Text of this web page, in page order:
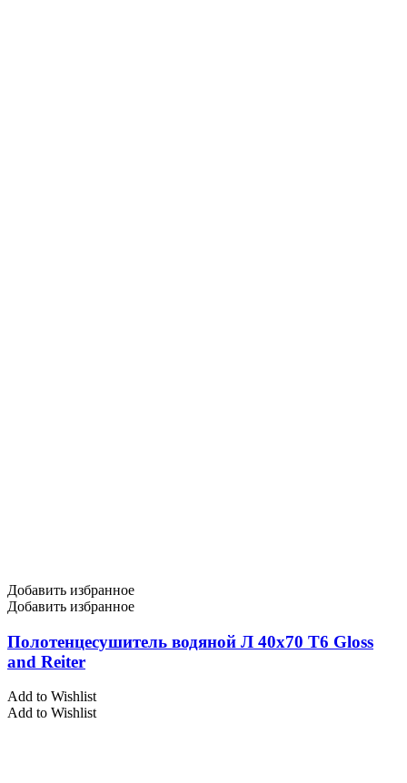
Добавить избранное
Добавить избранное
Полотенцесушитель водяной Л 40х70 Т6 Gloss
and Reiter
Add to Wishlist
Add to Wishlist